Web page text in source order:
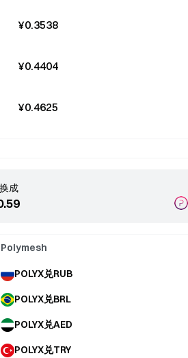
¥0.3538
¥0.4404
¥0.4625
换成
Polymesh
POLYX兑RUB
POLYX兑BRL
POLYX兑AED
POLYX兑TRY